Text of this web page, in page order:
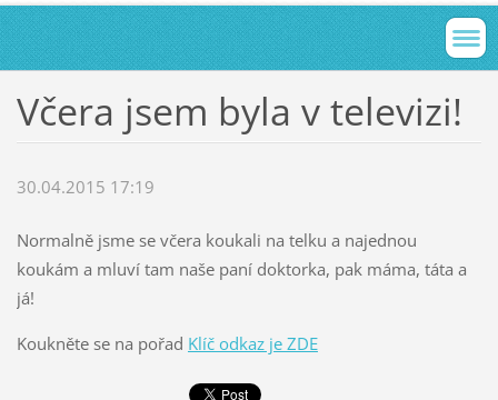
Včera jsem byla v televizi!
30.04.2015 17:19
Normalně jsme se včera koukali na telku a najednou
koukám a mluví tam naše paní doktorka, pak máma, táta a
já!
Koukněte se na pořad Klíč odkaz je ZDE